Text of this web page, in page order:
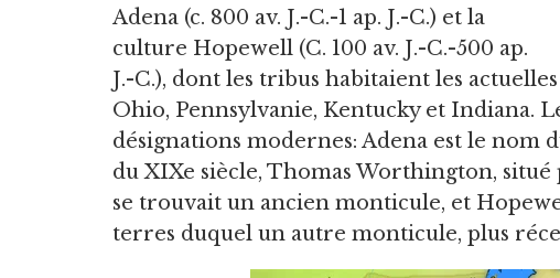
Adena (c. 800 av. J.-C.-1 ap. J.-C.) et la
culture Hopewell (C. 100 av. J.-C.-500 ap.
J.-C.), dont les tribus habitaient les
Ohio, Pennsylvanie, Kentucky et Indiana.
désignations modernes: Adena est le
du XIXe siècle, Thomas Worthington,
se trouvait un ancien monticule, et
terres duquel un autre monticule, plus